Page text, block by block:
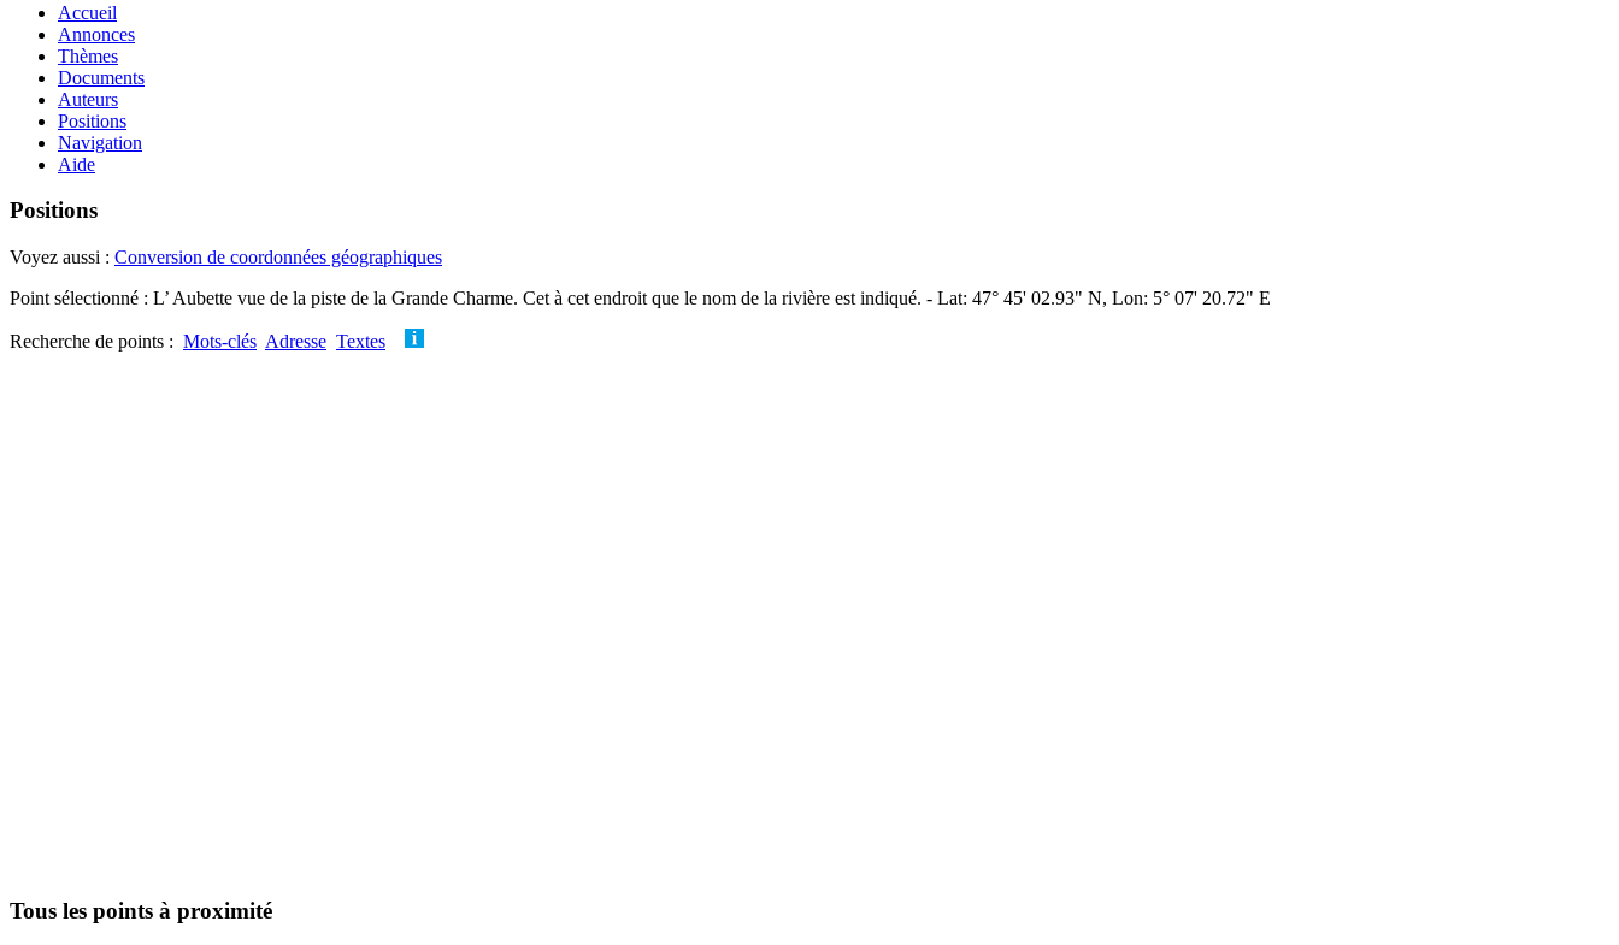
Accueil
Annonces
Thèmes
Documents
Auteurs
Positions
Navigation
Aide
Positions
Voyez aussi : Conversion de coordonnées géographiques
Point sélectionné : L’ Aubette vue de la piste de la Grande Charme. Cet à cet endroit que le nom de la rivière est indiqué. - Lat: 47° 45' 02.93" N, Lon: 5° 07' 20.72" E
Recherche de points : Mots-clés Adresse Textes
Tous les points à proximité